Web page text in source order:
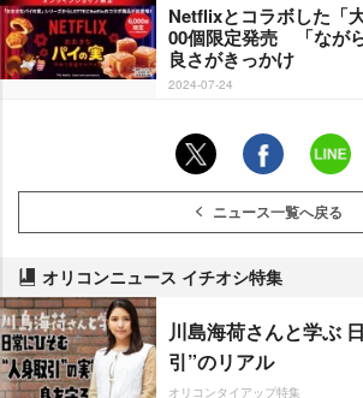
Netflixとコラボした「
00個限定発売 「なが
良さがきっかけ
2024-07-24
ニュース一覧へ戻る
オリコンニュース イチオシ特集
川島海荷さんと学ぶ
引”のリアル
オリコンタイアップ特集